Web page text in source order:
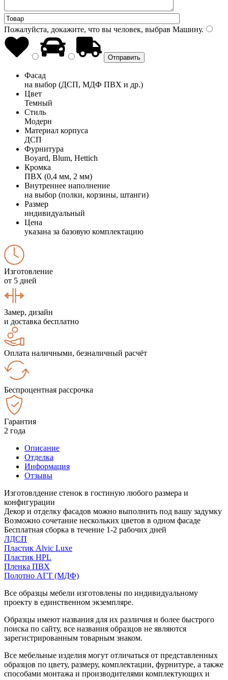
Пожалуйста, докажите, что вы человек, выбрав Машину.
Фасад
на выбор (ДСП, МДФ ПВХ и др.)
Цвет
Темный
Стиль
Модерн
Материал корпуса
ДСП
Фурнитура
Boyard, Blum, Hettich
Кромка
ПВХ (0,4 мм, 2 мм)
Внутреннее наполнение
на выбор (полки, корзины, штанги)
Размер
индивидуальный
Цена
указана за базовую комплектацию
Изготовление
от 5 дней
Замер, дизайн
и доставка бесплатно
Оплата наличными, безналичный расчёт
Беспроцентная рассрочка
Гарантия
2 года
Описание
Отделка
Информация
Отзывы
Изготовлдение стенок в гостиную любого размера и
конфигурации
Декор и отделку фасадов можно выполнить под вашу задумку
Возможно сочетание нескольких цветов в одном фасаде
Бесплатная сборка в течение 1-2 рабочих дней
ЛДСП
Пластик Alvic Luxe
Пластик HPL
Пленка ПВХ
Полотно АГТ (МДФ)
Все образцы мебели изготовлены по индивидуальному
проекту в единственном экземпляре.
Образцы имеют названия для их различия и более быстрого
поиска по сайту, все названия образцов не являются
зарегистрированным товарным знаком.
Все мебельные изделия могут отличаться от представленных
образцов по цвету, размеру, комплектации, фурнитуре, а также
способами монтажа и производителями комплектующих и